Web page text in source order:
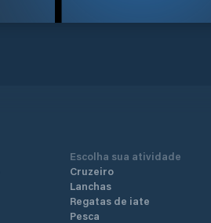
Escolha sua atividade
Cruzeiro
Lanchas
Regatas de iate
Pesca